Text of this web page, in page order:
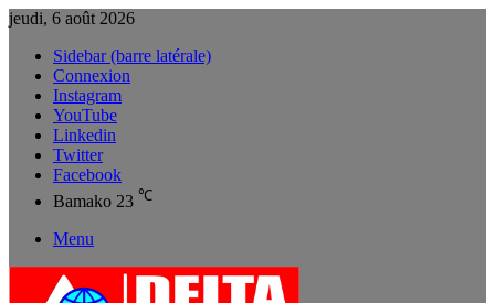
jeudi, 6 août 2026
Sidebar (barre latérale)
Connexion
Instagram
YouTube
Linkedin
Twitter
Facebook
Bamako 23 ℃
Menu